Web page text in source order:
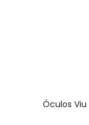
Óculos